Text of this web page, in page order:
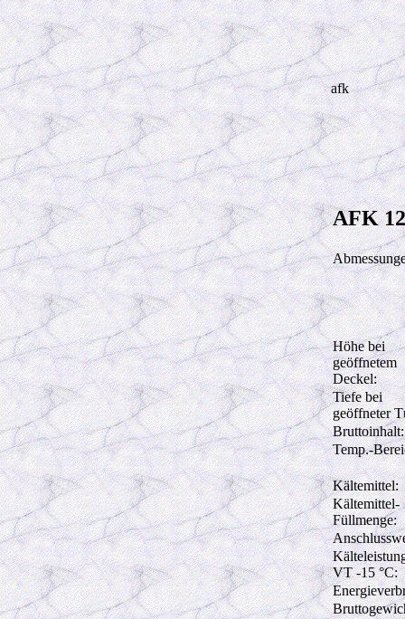
afk
AFK
Höhe bei
geöffnetem
Deckel:
Tiefe bei
geöffneter
Bruttoinhalt:
Temp.-
Kältemittel:
Kältemittel-
Füllmenge:
VT -15 °C: